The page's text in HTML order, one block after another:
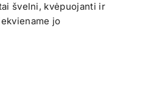
švelni, kvėpuojanti ir
jo